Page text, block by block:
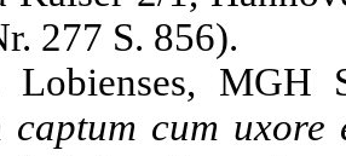
277 S. 856).
Lobienses,
captum cum